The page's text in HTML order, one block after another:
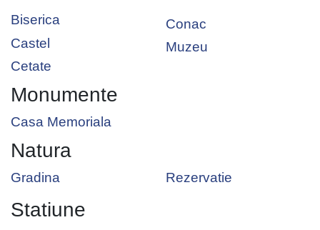
Biserica
Castel
Cetate
Conac
Muzeu
Monumente
Casa Memoriala
Natura
Gradina Rezervatie
Statiune